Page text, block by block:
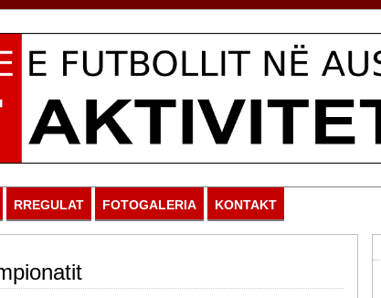
RREGULAT FOTOGALERIA KONTAKT